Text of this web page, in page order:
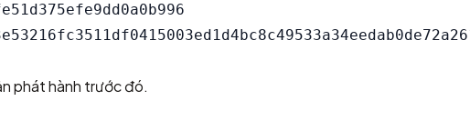
phát hành trước đó.